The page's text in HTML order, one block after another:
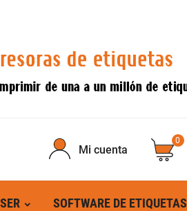
Mi cuenta
0
SOFTWARE DE ETIQUETAS